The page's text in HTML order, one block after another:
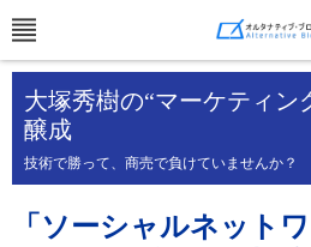
大塚秀樹の“マーケティン
醸成
技術で勝って、商売で負けていませんか？
「ソーシャルネット